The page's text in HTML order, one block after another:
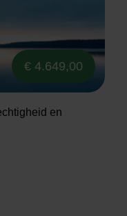
€ 4.649,00
en